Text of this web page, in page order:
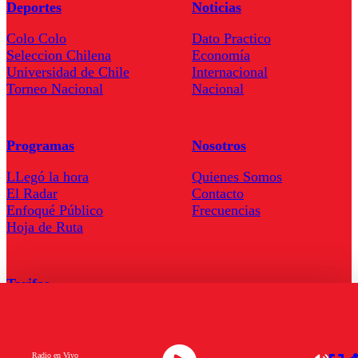
Radio en Vivo
Deportes
Colo Colo
Seleccion Chilena
Universidad de Chile
Torneo Nacional
Noticias
Dato Practico
Economía
Internacional
Nacional
Programas
LLegó la hora
El Radar
Enfoqué Público
Hoja de Ruta
Nosotros
Quienes Somos
Contacto
Frecuencias
Tarifas